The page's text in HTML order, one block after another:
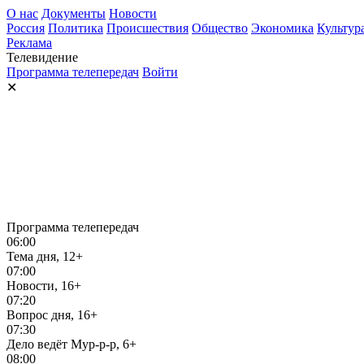
О нас Документы Новости
Россия Политика Происшествия Общество Экономика
Реклама
Телевидение
Программа телепередач Войти
✕
Программа телепередач
06:00
Тема дня, 12+
07:00
Новости, 16+
07:20
Вопрос дня, 16+
07:30
Дело ведёт Мур-р-р, 6+
08:00